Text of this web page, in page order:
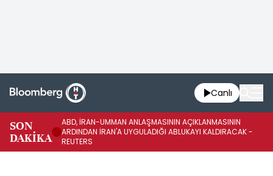
Canlı
SON
DAKİKA
ABD, İRAN-UMMAN ANLAŞMASININ AÇIKLANMASININ
ARDINDAN İRAN'A UYGULADIĞI ABLUKAYI KALDIRACAK -
REUTERS